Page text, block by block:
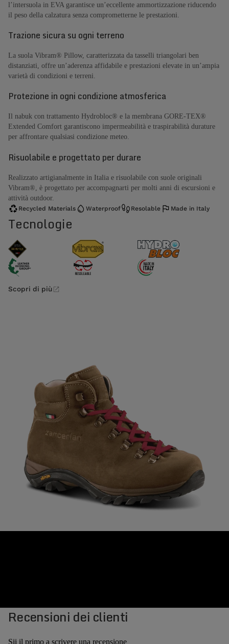
l’intersuola in EVA garantisce un’eccellente ammortizzazione riducendo
il peso della calzatura senza comprometterne le prestazioni.
Trazione sicura su ogni terreno
La suola Vibram® Pillow, caratterizzata da tasselli triangolari ben
distanziati, offre un’aderenza affidabile e prestazioni elevate in un’ampia
varietà di condizioni e terreni.
Protezione in ogni condizione atmosferica
Il nabuk con trattamento Hydrobloc® e la membrana GORE-TEX®
Extended Comfort garantiscono impermeabilità e traspirabilità durature
per affrontare qualsiasi condizione meteo.
Risuolabile e progettato per durare
Realizzato artigianalmente in Italia e risuolabile con suole originali
Vibram®, è progettato per accompagnarti per molti anni di escursioni e
attività outdoor.
Recycled Materials Waterproof Resolable Made in Italy
Tecnologie
Scopri di più
Recensioni dei clienti
Sii il primo a scrivere una recensione